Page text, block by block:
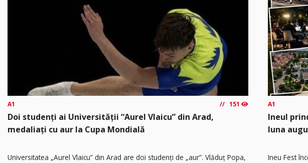
A1 151
Doi studenți ai Universității “Aurel Vlaicu” din Arad,
medaliați cu aur la Cupa Mondială
Universitatea „Aurel Vlaicu” din Arad are doi studenți de „aur”. Vlăduț Popa,
A1
Ineul
luna
Ineu Fest